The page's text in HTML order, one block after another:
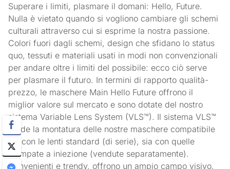
Superare i limiti, plasmare il domani: Hello, Future.
Nulla è vietato quando si vogliono cambiare gli schemi
culturali attraverso cui si esprime la nostra passione.
Colori fuori dagli schemi, design che sfidano lo status
quo, tessuti e materiali usati in modi non convenzionali
per andare oltre i limiti del possibile: ecco ciò serve
per plasmare il futuro. In termini di rapporto qualità-
prezzo, le maschere Main Hello Future offrono il
miglior valore sul mercato e sono dotate del nostro
sistema Variable Lens System (VLS™). Il sistema VLS™
rende la montatura delle nostre maschere compatibile
sia con le lenti standard (di serie), sia con quelle
stampate a iniezione (vendute separatamente).
Convenienti e trendy, offrono un ampio campo visivo,